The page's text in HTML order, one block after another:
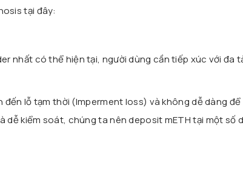
tại đây:
nhất có thể hiện tại, người dùng cần tiếp xúc với đa
lỗ tạm thời (Imperment loss) và không dễ dàng để
dễ kiểm soát, chúng ta nên deposit mETH tại một số